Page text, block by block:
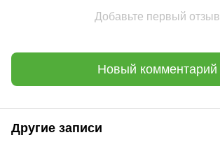
Добавьте первый отзыв
Новый комментарий
Другие записи